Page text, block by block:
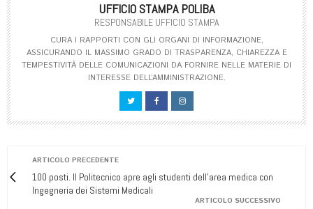
UFFICIO STAMPA POLIBA
RESPONSABILE UFFICIO STAMPA
CURA I RAPPORTI CON GLI ORGANI DI INFORMAZIONE,
ASSICURANDO IL MASSIMO GRADO DI TRASPARENZA, CHIAREZZA E
TEMPESTIVITÀ DELLE COMUNICAZIONI DA FORNIRE NELLE MATERIE DI
INTERESSE DELL’AMMINISTRAZIONE.
ARTICOLO PRECEDENTE
100 posti. Il Politecnico apre agli studenti dell’area medica con
Ingegneria dei Sistemi Medicali
ARTICOLO SUCCESSIVO